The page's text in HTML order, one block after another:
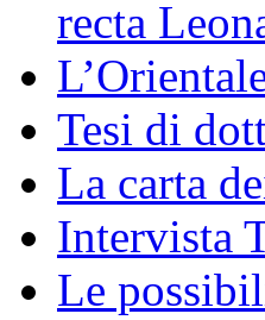
recta
Tesi di
La carta
Intervista
Le